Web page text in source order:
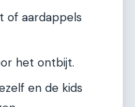
of aardappels
het ontbijt.
en de kids